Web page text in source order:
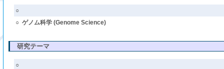
○
○ ゲノム科学 (Genome Science)
研究テーマ
○